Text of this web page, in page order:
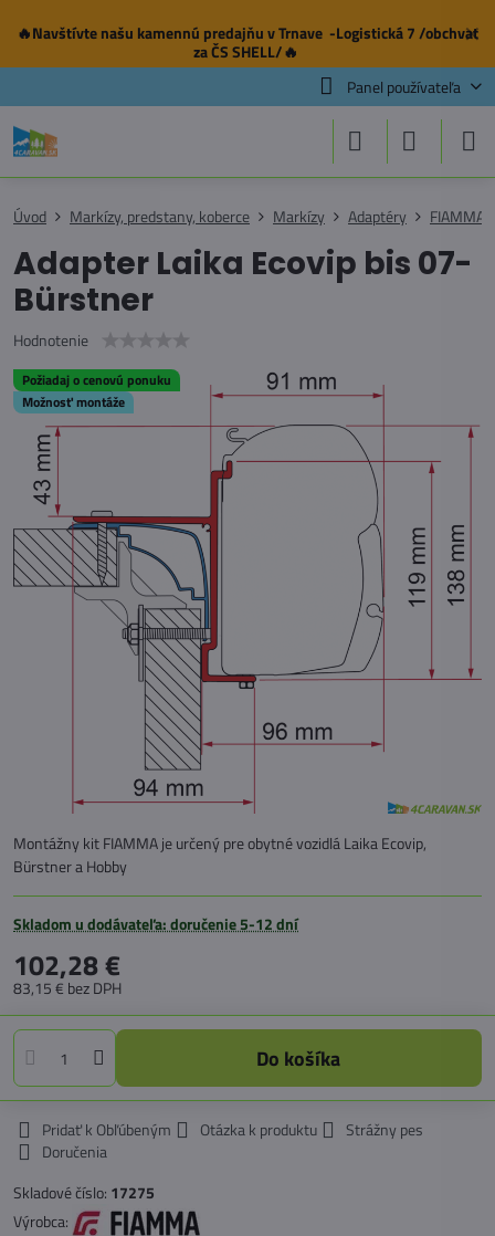
✕
🔥Navštívte našu kamennú predajňuv Trnave -Logistická 7 /obchvat
za ČS SHELL/🔥
Panel používateľa
Požiadaj o cenovú ponuku
Možnosť montáže
Úvod Markízy, predstany, koberce Markízy Adaptéry FIAMMA
Adapter Laika Ecovip bis 07-
Bürstner
Hodnotenie
Montážny kit FIAMMA je určený pre obytné vozidlá Laika Ecovip,
Bürstner a Hobby
Skladom u dodávateľa: doručenie 5-12 dní
102,28 €
83,15 € bez DPH
Do košíka
Pridať k Obľúbeným Otázka k produktu
Strážny pes
Doručenia
Skladové číslo: 17275
Výrobca: